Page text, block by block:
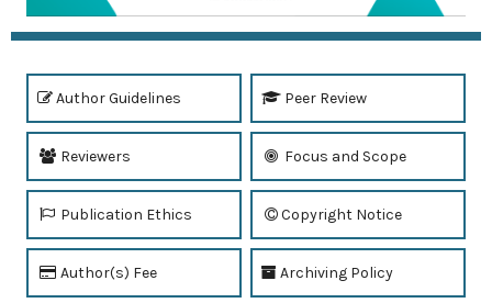
Author Guidelines Peer Review
Reviewers Focus and Scope
Publication Ethics Copyright Notice
Author(s) Fee Archiving Policy